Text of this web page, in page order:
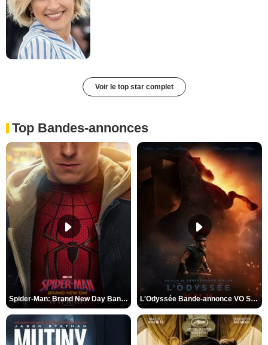
Voir le top star complet
Top Bandes-annonces
Spider-Man: Brand New Day Bande-annonce VO STFR L'Odyssée Bande-annonce VO STFR